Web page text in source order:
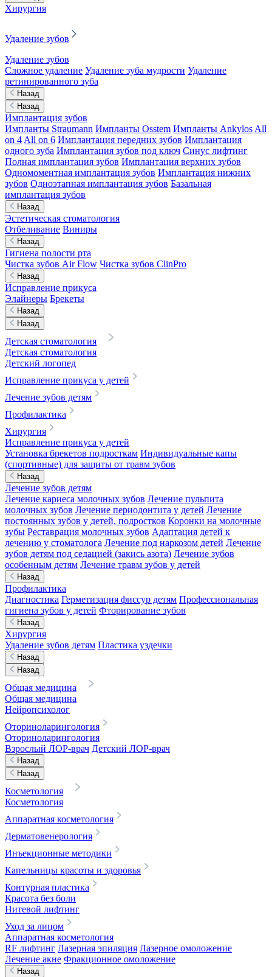
Хирургия
Удаление зубов
Удаление зубов
Сложное удаление Удаление зуба мудрости Удаление
ретинированного зуба
Назад
Назад
Имплантация зубов
Импланты Straumann Импланты Osstem Импланты Ankylos All
on 4 All on 6 Имплантация передних зубов Имплантация
одного зуба Имплантация зубов под ключ Синус лифтинг
Полная имплантация зубов Имплантация верхних зубов
Одномоментная имплантация зубов Имплантация нижних
зубов Одноэтапная имплантация зубов Базальная
имплантация зубов
Назад
Эстетическая стоматология
Отбеливание Виниры
Назад
Гигиена полости рта
Чистка зубов Air Flow Чистка зубов ClinPro
Назад
Исправление прикуса
Элайнеры Брекеты
Назад
Назад
Детская стоматология
Детская стоматология
Детский логопед
Исправление прикуса у детей
Лечение зубов детям
Профилактика
Хирургия
Исправление прикуса у детей
Установка брекетов подросткам Индивидуальные капы
(спортивные) для защиты от травм зубов
Назад
Лечение зубов детям
Лечение кариеса молочных зубов Лечение пульпита
молочных зубов Лечение периодонтита у детей Лечение
постоянных зубов у детей, подростков Коронки на молочные
зубы Реставрация молочных зубов Адаптация детей к
лечению у стоматолога Лечение под наркозом детей Лечение
зубов детям под седацией (закись азота) Лечение зубов
особенным детям Лечение травм зубов у детей
Назад
Профилактика
Диагностика Герметизация фиссур детям Профессиональная
гигиена зубов у детей Фторирование зубов
Назад
Хирургия
Удаление зубов детям Пластика уздечки
Назад
Назад
Общая медицина
Общая медицина
Нейропсихолог
Оториноларингология
Оториноларингология
Взрослый ЛОР-врач Детский ЛОР-врач
Назад
Назад
Косметология
Косметология
Аппаратная косметология
Дерматовенерология
Инъекционные методики
Капельницы красоты и здоровья
Контурная пластика
Красота без боли
Нитевой лифтинг
Уход за лицом
Аппаратная косметология
RF лифтинг Лазерная эпиляция Лазерное омоложение
Лечение акне Фракционное омоложение
Назад